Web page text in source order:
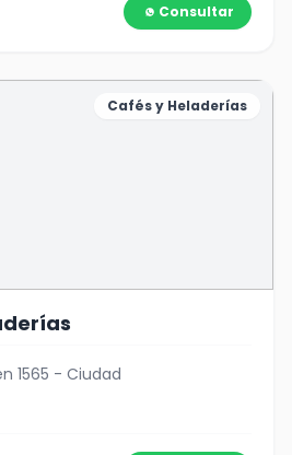
Consultar
Cafés y Heladerías
1565 - Ciudad